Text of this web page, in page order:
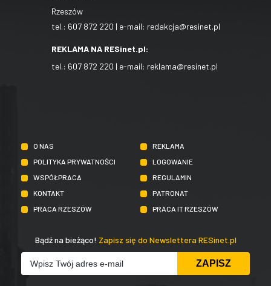
Rzeszów
tel.: 607 872 220 | e-mail: redakcja@resinet.pl
REKLAMA NA RESinet.pl:
tel.: 607 872 220 | e-mail: reklama@resinet.pl
O NAS
REKLAMA
POLITYKA PRYWATNOŚCI
LOGOWANIE
WSPÓŁPRACA
REGULAMIN
KONTAKT
PATRONAT
PRACA RZESZÓW
PRACA IT RZESZÓW
Bądź na bieżąco! Zapisz się do Newslettera RESinet.pl